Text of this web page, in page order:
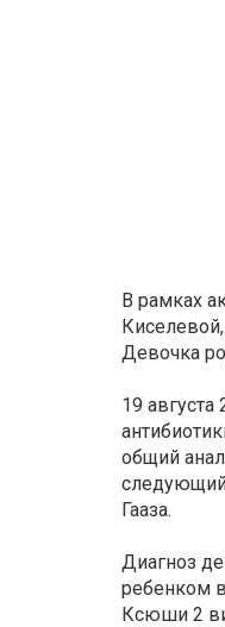
В рамках
Девочка
19
общий
Гааза.
Диагноз
ребенком
Ксюши 2